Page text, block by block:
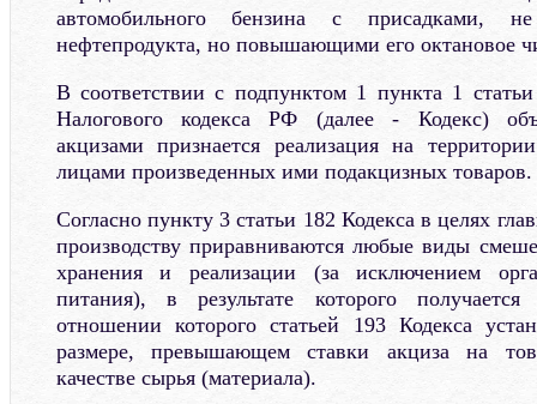
автомобильного бензина с присадками,
нефтепродукта, но повышающими его октановое
В соответствии с подпунктом 1 пункта 1
Налогового кодекса РФ (далее - Кодекс)
акцизами признается реализация на
лицами произведенных ими подакцизных товаров.
Согласно пункту 3 статьи 182 Кодекса в целях
производству приравниваются любые виды
хранения и реализации (за исключением
питания), в результате которого
отношении которого статьей 193 Кодекса
размере, превышающем ставки акциза на
качестве сырья (материала).